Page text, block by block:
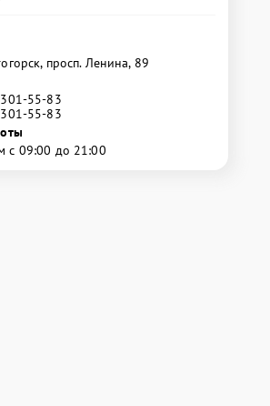
просп. Ленина, 89
55-83
55-83
с 09:00 до 21:00